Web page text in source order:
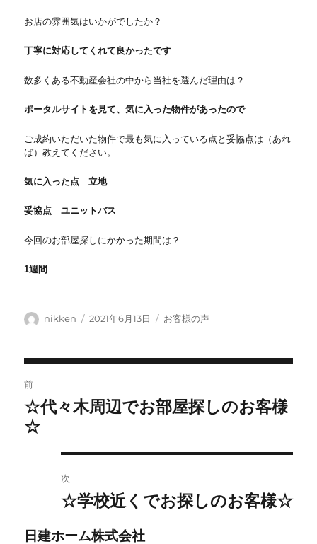
お店の雰囲気はいかがでしたか？
丁寧に対応してくれて良かったです
数多くある不動産会社の中から当社を選んだ理由は？
ポータルサイトを見て、気に入った物件があったので
ご成約いただいた物件で最も気に入っている点と妥協点は（あれ
ば）教えてください。
気に入った点 立地
妥協点 ユニットバス
今回のお部屋探しにかかった期間は？
1週間
投
nikken
投
2021年6月13日
カ
リ
お客様の声
稿
ナ
ビ
ン
前
前
の
投
☆代々木周辺でお部屋探しのお客様
☆
次
次
の
稿:
☆学校近くでお探しのお客様☆
日建ホーム株式会社